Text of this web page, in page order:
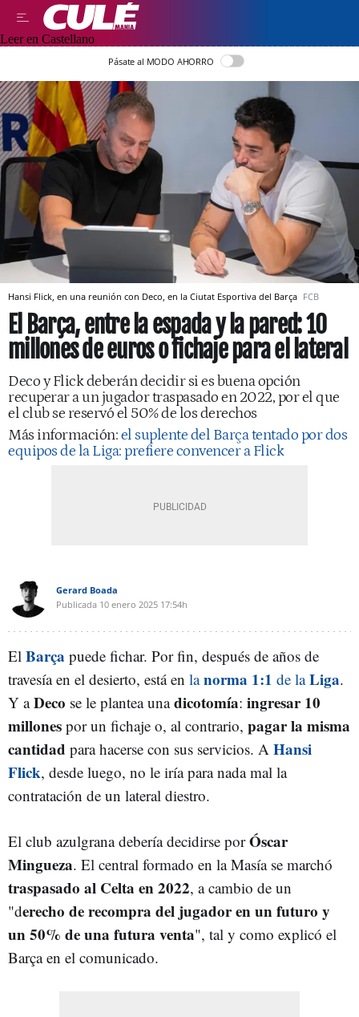
Leer en Castellano
Pásate al MODO AHORRO
Hansi Flick, en una reunión con Deco, en la Ciutat Esportiva del Barça FCB
El Barça, entre la espada y la pared: 10
millones de euros o fichaje para el lateral
Deco y Flick deberán decidir si es buena opción
recuperar a un jugador traspasado en 2022, por el que
el club se reservó el 50% de los derechos
Más información:el suplente del Barça tentado por dos
equipos de la Liga: prefiere convencer a Flick
Gerard Boada
Publicada 10 enero 2025 17:54h
El Barça puede fichar. Por fin, después de años de
travesía en el desierto, está en lanorma 1:1 de laLiga.
Y aDeco se le plantea unadicotomía: ingresar 10
millones por un fichaje o, al contrario, pagar la misma
cantidad para hacerse con sus servicios. A Hansi
Flick, desde luego, no le iría para nada mal la
contratación de un lateral diestro.
El club azulgrana debería decidirse porÓscar
Mingueza. El central formado en la Masía se marchó
traspasado al Celta en 2022, a cambio de un
"derecho de recompra del jugador en un futuro y
un 50% de una futura venta", tal y como explicó el
Barça en el comunicado.